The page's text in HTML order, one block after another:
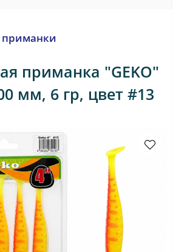
приманка "GEKO"
мм, 6 гр, цвет #13